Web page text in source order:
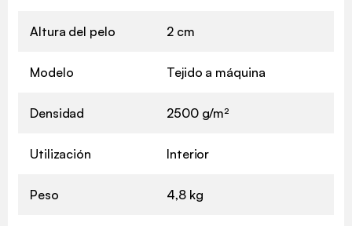
Altura del pelo 2 cm
Modelo Tejido a máquina
Densidad 2500 g/m²
Utilización Interior
Peso 4,8 kg